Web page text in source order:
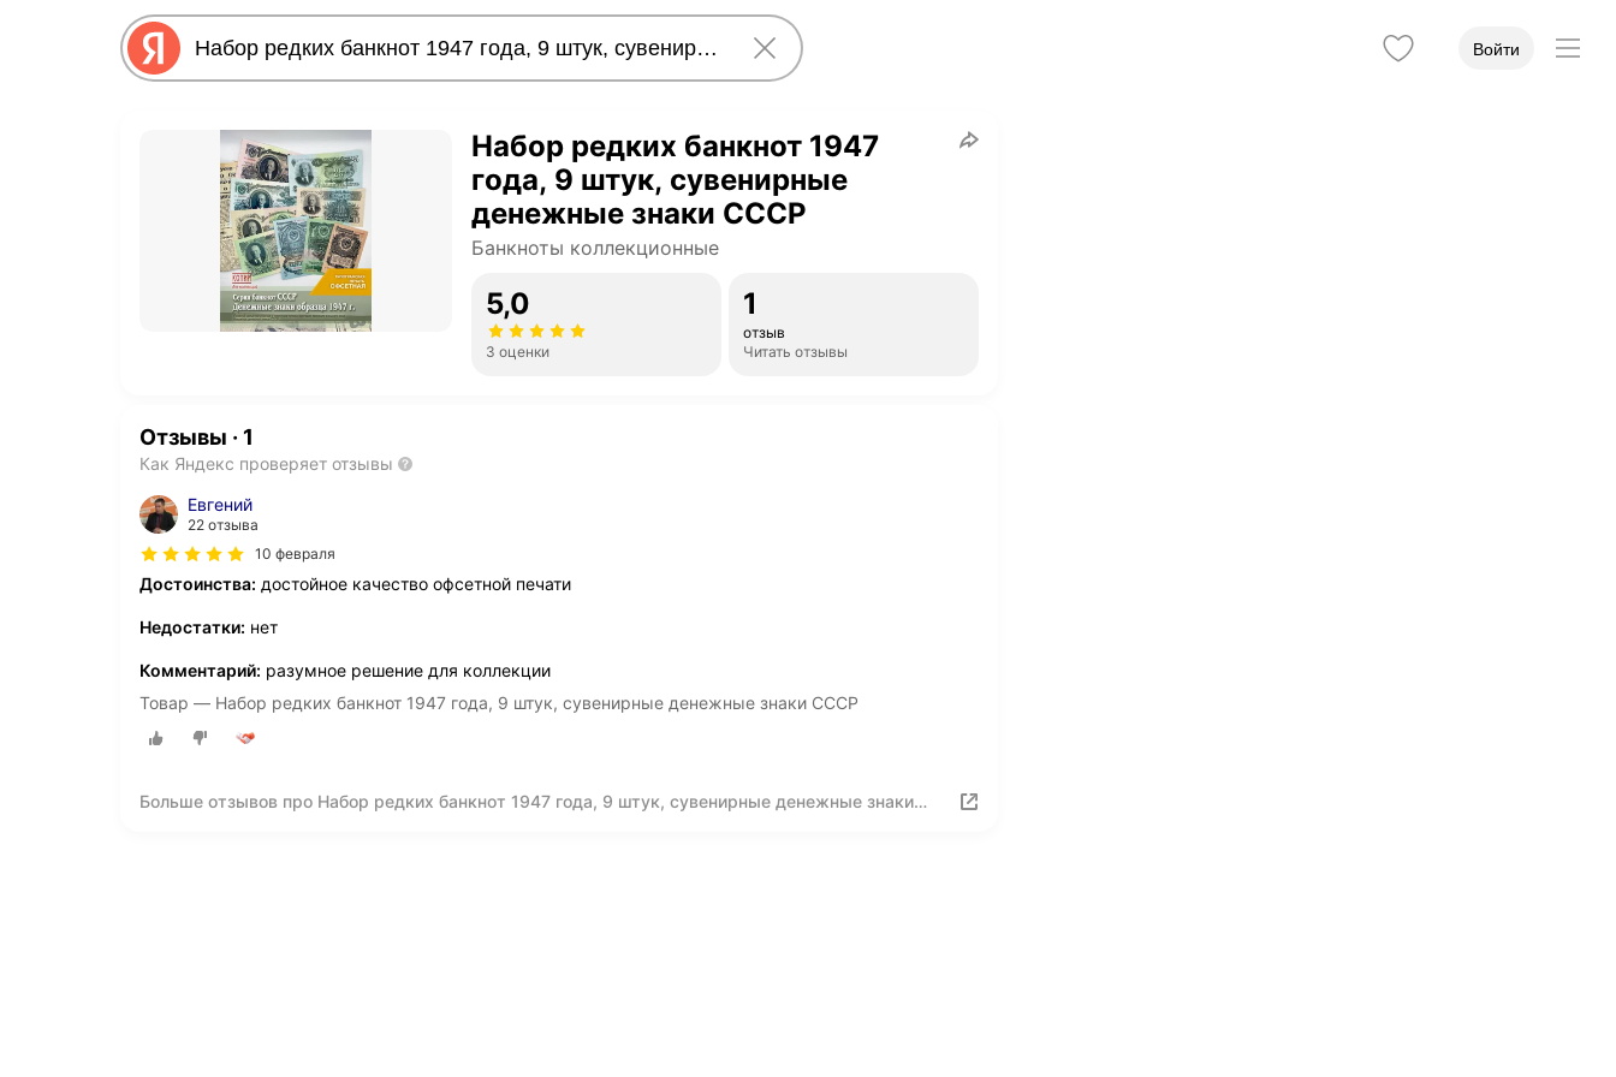
Войти
Набор редких банкнот 1947
года, 9 штук, сувенирные
денежные знаки СССР
Банкноты коллекционные
5,0
3 оценки
1
отзыв
Читать отзывы
Отзывы · 1
Как Яндекс проверяет отзывы
Евгений
22 отзыва
10 февраля
Достоинства: достойное качество офсетной печати
Недостатки: нет
Комментарий: разумное решение для коллекции
Товар — Набор редких банкнот 1947 года, 9 штук, сувенирные денежные знаки СССР
Больше отзывов про Набор редких банкнот 1947 года, 9 штук, сувенирные денежные знаки